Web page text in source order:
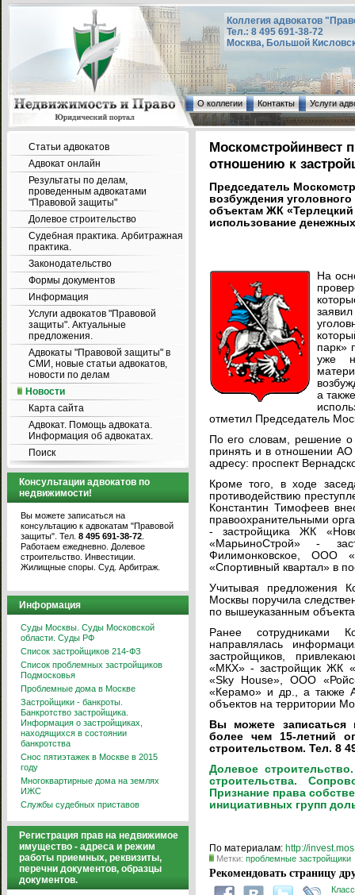
Коллегия адвокатов
Тел.: 8 495 691-38-72
Москва, Большой
О коллегии Контакты Услуги
Статьи адвокатов
Адвокат онлайн
Результаты по делам,
проведенным адвокатами
"Правовой защиты"
Долевое строительство
Судебная практика. Арбитражная
практика.
Законодательство
Формы документов
Информация
Услуги адвокатов "Правовой
защиты". Актуальные
предложения.
Адвокаты "Правовой защиты" в
СМИ, новые статьи адвокатов,
новости по делам
Новости
Карта сайта
Адвокат. Помощь адвоката.
Информация об адвокатах.
Поиск
Консультации адвокатов по
недвижимости!
Вы можете записаться на
консультацию к адвокатам "Правовой
защиты". Тел. 8 495 691-38-72
Работаем ежедневно. Долевое
строительство. Инвестиции.
Жилищные споры. Суд. Арбитраж.
Информация
Суды Москвы. Суды Московской
области. Суды РФ
Список застройщиков 214-ФЗ
Список проблемных застройщиков
Подмосковья
Проблемные дома в Москве
Застройщики - банкроты.
Банкротство застройщика.
Информация о застройщиках,
находящихся в состоянии
банкротства
Снос пятиэтажек в Москве в 2015
году
Многоквартирные дома на землях
ИЖС
Службы судебных приставов
Регистрация прав на недвижимое
имущество - адреса и режим
работы приемных, реквизиты,
перечни документов, образцы
документов.
Москомстройинвест
отношению к
Председатель
возбуждения
объектам ЖК
использование
На
парк»
уже
а
отметил Председатель
По его словам, решение о
принять и в отношении
адресу: проспект
Кроме того, в ходе
противодействию
Константин Тимофеев
правоохранительными
- застройщика ЖК
«МарьиноСтрой» -
Филимонковское, ООО
«Спортивный квартал» в
Учитывая предложения
Москвы поручила
по вышеуказанным
Ранее сотрудниками
направлялась
застройщиков,
«МКХ» - застройщик ЖК
«Sky House», ООО
«Керамо» и др., а также
объектов на территории
Вы можете
более чем 15-летний
строительством. Тел. 8
Долевое
строительства.
Признание права
инициативных групп
По материалам: http://
Метки: проблемные застройщики
Рекомендовать страницу